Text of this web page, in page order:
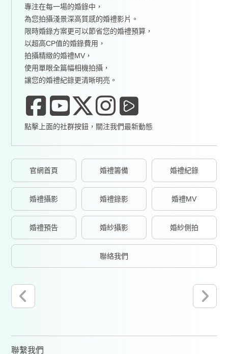
專注在每一場的婚錄中，
為您拍攝淺景深高質感的婚禮影片。
限時婚錄方案更可以節省您的婚禮預算，
以超高CP值的婚錄費用，
拍攝精緻的婚禮MV，
使用單眼全篇幅相機拍攝，
讓您的婚禮紀錄更清晰明亮。
點擊上面的社群按鈕，關注我們最新動態
官網首頁 婚禮籌備 婚禮紀錄
婚禮攝影 婚禮錄影 婚禮MV
婚禮預告 婚紗攝影 婚紗側拍
聯絡我們
聯繫我們